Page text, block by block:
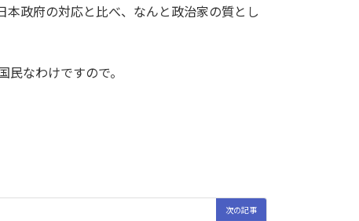
政府の対応と比べ、なんと政治家の質とし
なわけですので。
次の記事